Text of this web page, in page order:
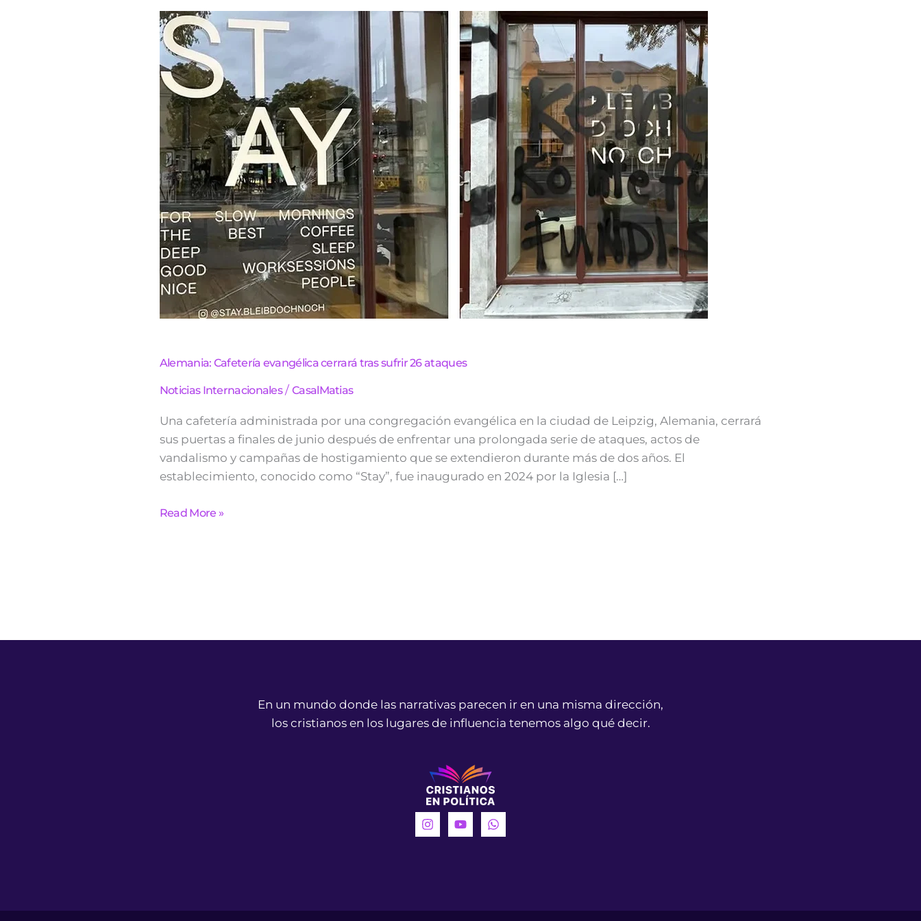
Alemania: Cafetería evangélica cerrará tras sufrir 26 ataques
Noticias Internacionales/CasalMatias
Una cafetería administrada por una congregación evangélica en la ciudad de Leipzig, Alemania, cerrará
sus puertas a finales de junio después de enfrentar una prolongada serie de ataques, actos de
vandalismo y campañas de hostigamiento que se extendieron durante más de dos años. El
establecimiento, conocido como “Stay”, fue inaugurado en 2024 por la Iglesia […]
Alemania:
Cafetería
evangélica
cerrará
tras
sufrir
26
ataques
Read More »
En un mundo donde las narrativas parecen ir en una misma dirección,
los cristianos en los lugares de influencia tenemos algo qué decir.